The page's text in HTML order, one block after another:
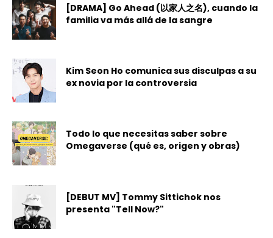
[DRAMA] Go Ahead (以家人之名), cuando la
familia va más allá de la sangre
Kim Seon Ho comunica sus disculpas a su
ex novia por la controversia
Todo lo que necesitas saber sobre
Omegaverse (qué es, origen y obras)
[DEBUT MV] Tommy Sittichok nos
presenta "Tell Now?"